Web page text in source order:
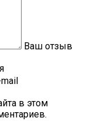
Ваш отзыв
в этом